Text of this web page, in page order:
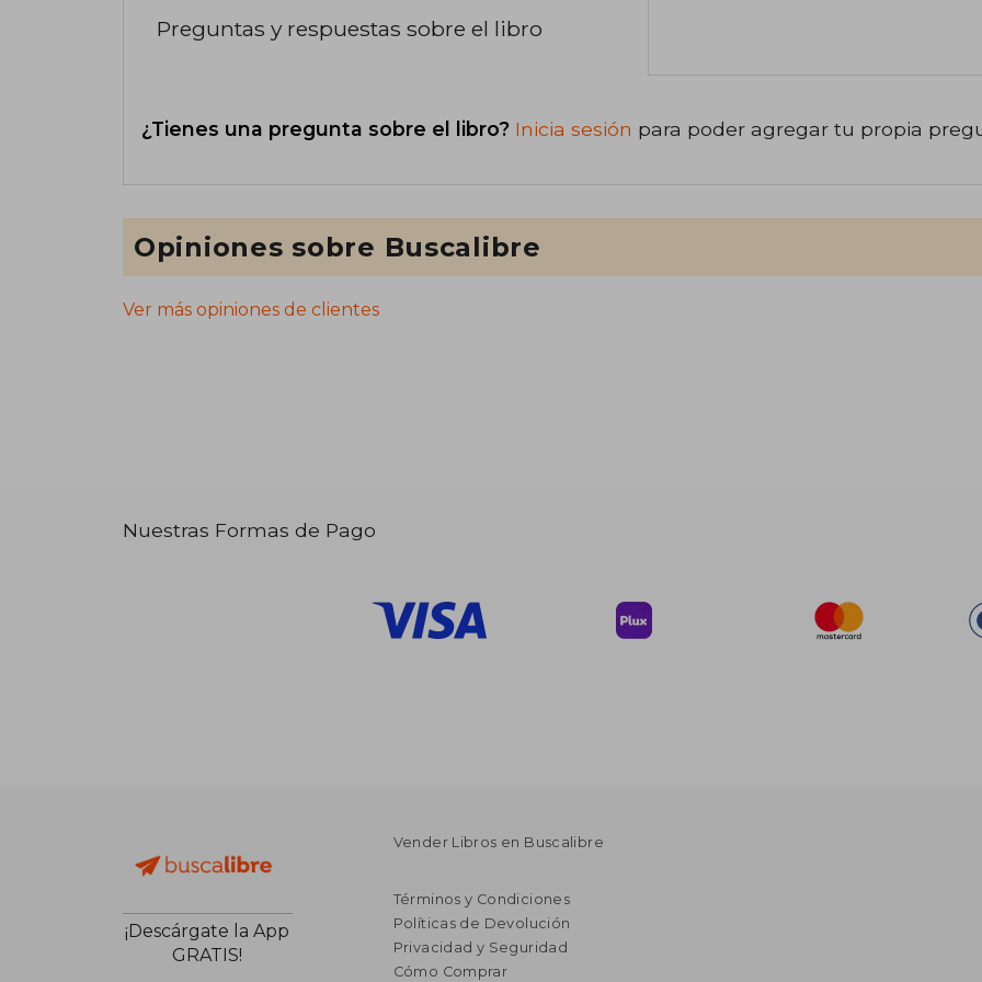
Preguntas y respuestas sobre el libro
¿Tienes una pregunta sobre el libro? Inicia sesión para poder agregar tu propia
Opiniones sobre Buscalibre
Ver más opiniones de clientes
Nuestras Formas de Pago
¡Descárgate la App
GRATIS!
Vender Libros en Buscalibre
Términos y Condiciones
Políticas de Devolución
Privacidad y Seguridad
Cómo Comprar